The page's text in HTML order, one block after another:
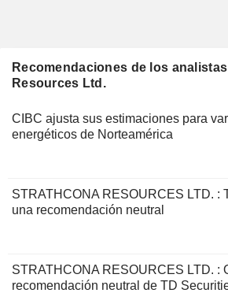
Recomendaciones de los
Resources Ltd.
CIBC ajusta sus estimaciones para
energéticos de Norteamérica
STRATHCONA RESOURCES LTD. :
una recomendación neutral
STRATHCONA RESOURCES LTD. :
recomendación neutral de TD